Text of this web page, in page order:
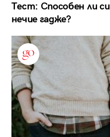
Тест: Способен ли
нечие гадже?